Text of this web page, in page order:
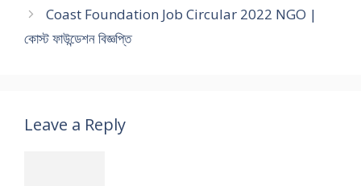
Coast Foundation Job Circular 2022 NGO |
কোস্ট ফাউন্ডেশন বিজ্ঞপ্তি
Leave a Reply